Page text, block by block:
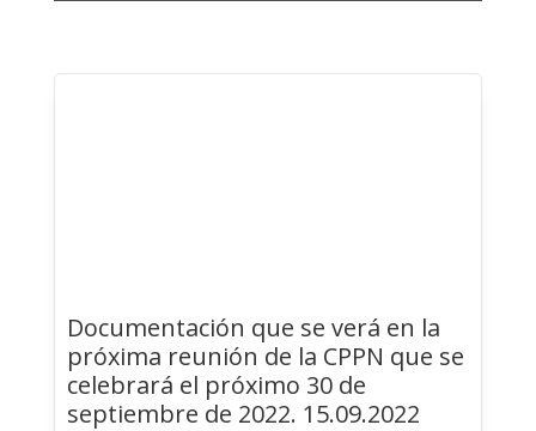
Documentación que se verá en la
próxima reunión de la CPPN que se
celebrará el próximo 30 de
septiembre de 2022. 15.09.2022